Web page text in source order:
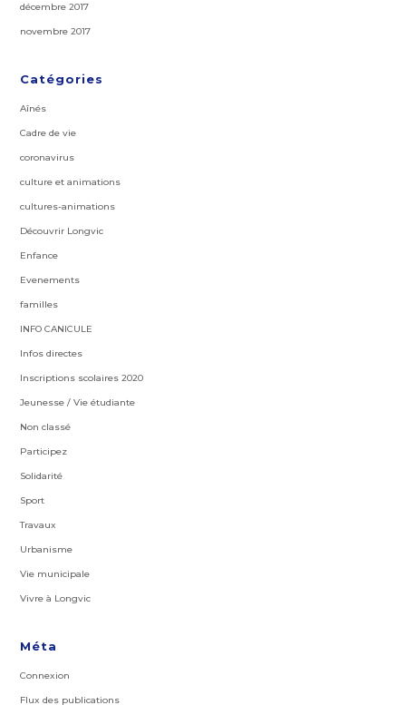
décembre 2017
novembre 2017
Catégories
Aînés
Cadre de vie
coronavirus
culture et animations
cultures-animations
Découvrir Longvic
Enfance
Evenements
familles
INFO CANICULE
Infos directes
Inscriptions scolaires 2020
Jeunesse / Vie étudiante
Non classé
Participez
Solidarité
Sport
Travaux
Urbanisme
Vie municipale
Vivre à Longvic
Méta
Connexion
Flux des publications